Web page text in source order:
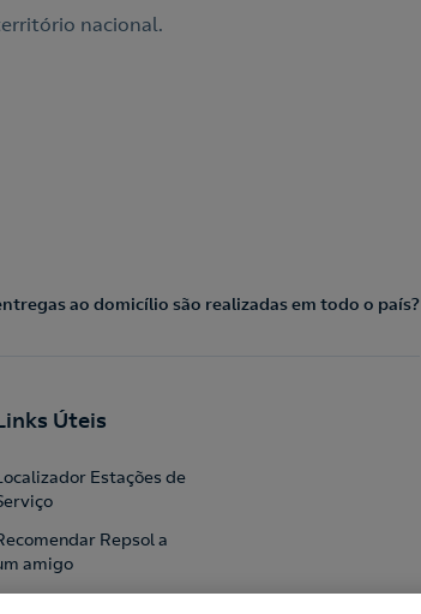
nacional.
ao domicílio são realizadas em todo o país?
Úteis
Estações de
Repsol a
amigo